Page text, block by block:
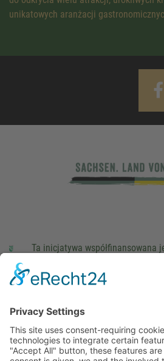
unikatowych aranżacji
Ta inicjatywa współfinansowana
parlamentarzystów Landtagu
stopka redakcyjna
This site uses consent-requiring